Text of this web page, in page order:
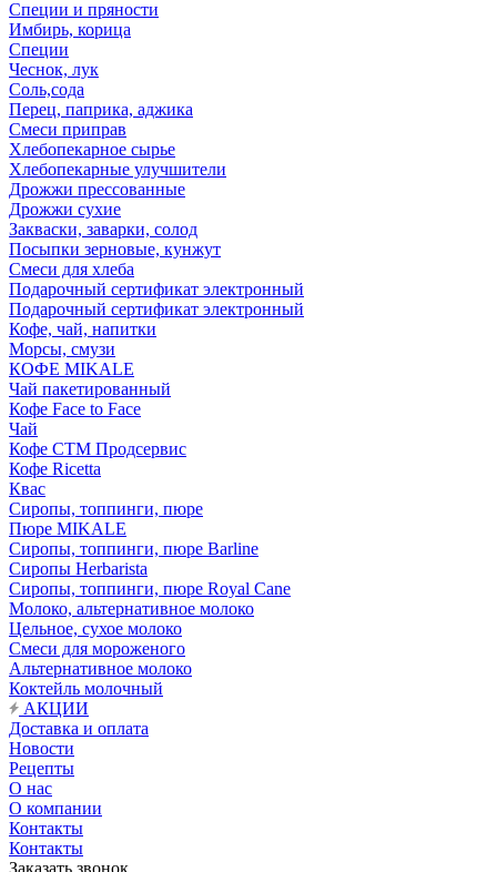
Специи и пряности
Имбирь, корица
Специи
Чеснок, лук
Соль,сода
Перец, паприка, аджика
Смеси приправ
Хлебопекарное сырье
Хлебопекарные улучшители
Дрожжи прессованные
Дрожжи сухие
Закваски, заварки, солод
Посыпки зерновые, кунжут
Смеси для хлеба
Подарочный сертификат электронный
Подарочный сертификат электронный
Кофе, чай, напитки
Морсы, смузи
КОФЕ MIKALE
Чай пакетированный
Кофе Face to Face
Чай
Кофе СТМ Продсервис
Кофе Ricetta
Квас
Сиропы, топпинги, пюре
Пюре MIKALE
Сиропы, топпинги, пюре Barline
Сиропы Herbarista
Сиропы, топпинги, пюре Royal Cane
Молоко, альтернативное молоко
Цельное, сухое молоко
Смеси для мороженого
Альтернативное молоко
Коктейль молочный
АКЦИИ
Доставка и оплата
Новости
Рецепты
О нас
О компании
Контакты
Контакты
Заказать звонок